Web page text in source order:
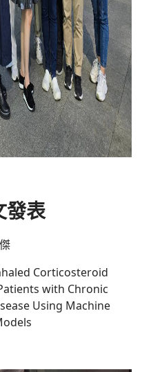
發表
Corticosteroid
with Chronic
Using Machine